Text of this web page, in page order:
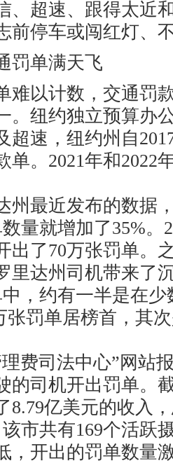
、超速、跟得太近
前停车或闯红灯、
单满天飞
以计数，交通罚
。纽约独立预算办
超速，纽约州自
单。2021年和2022
最近发布的数据，
量就增加了35%。
出了70万张罚单。
里达州司机带来了
，约有一半是在
张罚单居榜首，其
司法中心”网站报
的司机开出罚单。
8.79亿美元的收入
市共有169个活跃
，开出的罚单数量